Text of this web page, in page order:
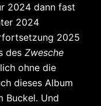
2024 dann fast
2024
2025
des Zwesche
ohne die
dieses Album
Buckel. Und